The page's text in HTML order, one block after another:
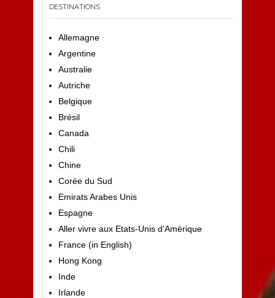
DESTINATIONS
Allemagne
Argentine
Australie
Autriche
Belgique
Brésil
Canada
Chili
Chine
Corée du Sud
Emirats Arabes Unis
Espagne
Aller vivre aux Etats-Unis d’Amérique
France (in English)
Hong Kong
Inde
Irlande